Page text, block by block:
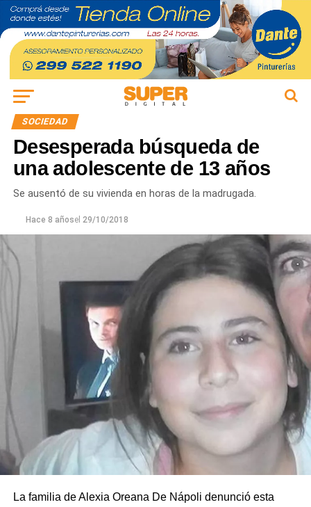
SOCIEDAD
Desesperada búsqueda de
una adolescente de 13 años
Se ausentó de su vivienda en horas de la madrugada.
Hace 8 añosel 29/10/2018
La familia de Alexia Oreana De Nápoli denunció esta